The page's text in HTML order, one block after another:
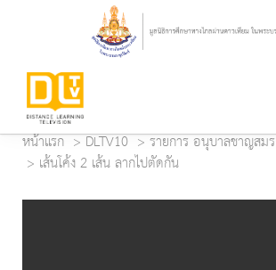
หน้าแรก DLTV10
รายการ อนุบาลชาญสมร
เส้นโค้ง 2 เส้น ลากไปตัดกัน